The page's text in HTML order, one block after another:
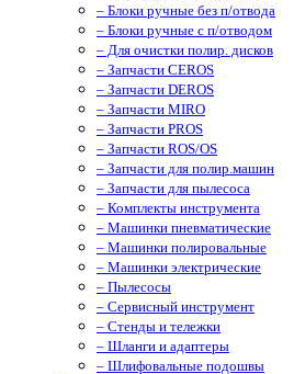
– Блоки ручные без п/отвода
– Блоки ручные с п/отводом
– Для очистки полир. дисков
– Запчасти CEROS
– Запчасти DEROS
– Запчасти MIRO
– Запчасти PROS
– Запчасти ROS/OS
– Запчасти для полир.машин
– Запчасти для пылесоса
– Комплекты инструмента
– Машинки пневматические
– Машинки полировальные
– Машинки электрические
– Пылесосы
– Сервисный инструмент
– Стенды и тележки
– Шланги и адаптеры
– Шлифовальные подошвы